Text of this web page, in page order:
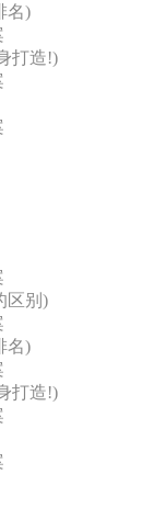
名)
打造!)
区别)
名)
打造!)